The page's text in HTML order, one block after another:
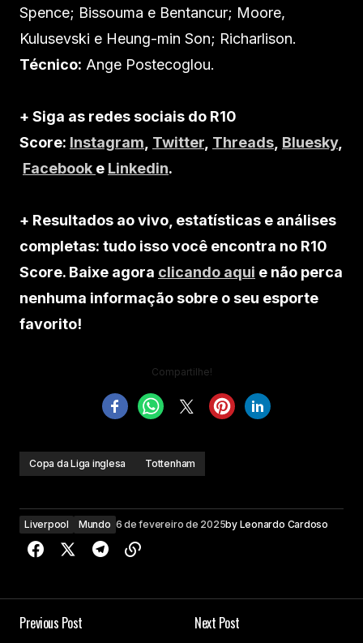
Spence; Bissouma e Bentancur; Moore,
Kulusevski e Heung-min Son; Richarlison.
Técnico: Ange Postecoglou.
+ Siga as redes sociais do R10
Score: Instagram Twitter Threads Bluesky,
Facebook e Linkedin.
+ Resultados ao vivo, estatísticas e análises
completas: tudo isso você encontra no R10
Score. Baixe agora clicando aqui e não perca
nenhuma informação sobre o seu esporte
favorito!
Compartilhe!
Copa da Liga inglesa Tottenham
Liverpool Mundo 6 de fevereiro de 2025by Leonardo Cardoso
Previous Post
Next Post